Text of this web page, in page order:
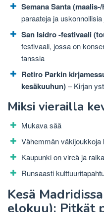
Semana Santa
paraateja ja uskonnollisia
San Isidro -festivaali
festivaali, jossa on
tanssia
Retiro Parkin
kesäkuuhun)– Kirjan
Miksi vierailla
Mukava sää
Vähemmän väkijoukkoja
Kaupunki on vireä ja
Runsaasti
Kesä
elokuu): Pitkät